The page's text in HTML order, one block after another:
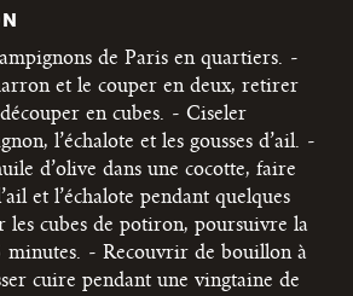
de Paris en quartiers. -
et le couper en deux, retirer
en cubes. - Ciseler
l’échalote et les gousses d’ail. -
d’olive dans une cocotte, faire
et l’échalote pendant quelques
les cubes de potiron, poursuivre la
minutes. - Recouvrir de bouillon à
cuire pendant une vingtaine de